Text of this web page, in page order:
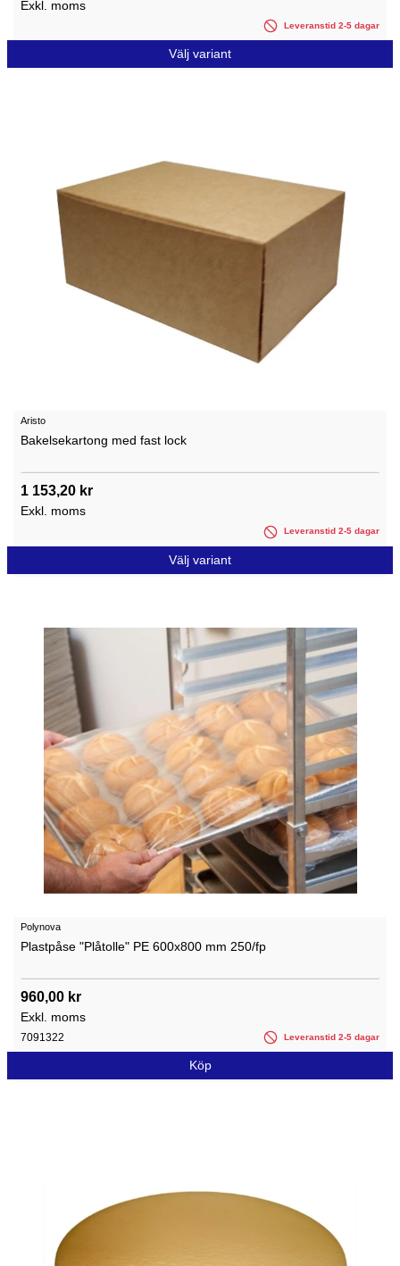
Exkl. moms
Leveranstid 2-5 dagar
Välj variant
Aristo
Bakelsekartong med fast lock
1 153,20 kr
Exkl. moms
Leveranstid 2-5 dagar
Välj variant
Polynova
Plastpåse "Plåtolle" PE 600x800 mm 250/fp
960,00 kr
Exkl. moms
7091322 Leveranstid 2-5 dagar
Köp